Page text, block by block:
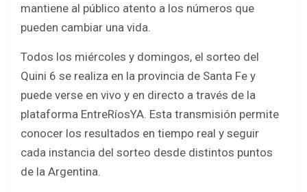
mantiene al público atento a los números que
pueden cambiar una vida.
Todos los miércoles y domingos, el sorteo del
Quini 6 se realiza en la provincia de Santa Fe y
puede verse en vivo y en directo a través de la
plataforma EntreRíosYA. Esta transmisión permite
conocer los resultados en tiempo real y seguir
cada instancia del sorteo desde distintos puntos
de la Argentina.